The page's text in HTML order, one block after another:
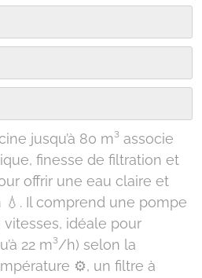
jusqu’à 80 m³ associe
finesse de filtration et
offrir une eau claire et
Il comprend une pompe
vitesses, idéale pour
22 m³/h) selon la
⚙️, un filtre à